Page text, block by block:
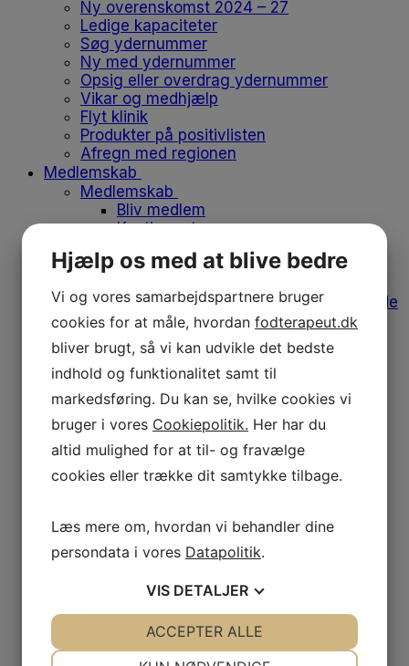
Ny overenskomst 2024 – 27
Ledige kapaciteter
Søg ydernummer
Ny med ydernummer
Opsig eller overdrag ydernummer
Vikar og medhjælp
Flyt klinik
Produkter på positivlisten
Afregn med regionen
Medlemskab
Medlemskab
Bliv medlem
Kontingent
Afregning af udgifter
Bomærke, varemærke og designguide
Medlemsfordele
Leverandørliste
Job og klinikker til salg
Fodens Dag
Studerende
Studiemedlemskab
Medlemsfordele for studerende
Dit første job
Historien bag emblemet
Om os
Om foreningen
Vores historie
Bestyrelsen
Frivilliggrupper
Mærkesager
Nyheder
Hjælp os med at blive bedre
Vi og vores samarbejdspartnere bruger
cookies for at måle, hvordan fodterapeut.dk
bliver brugt, så vi kan udvikle det bedste
indhold og funktionalitet samt til
markedsføring. Du kan se, hvilke cookies vi
bruger i vores Cookiepolitik. Her har du
altid mulighed for at til- og fravælge
cookies eller trække dit samtykke tilbage.
Læs mere om, hvordan vi behandler dine
persondata i vores Datapolitik.
VIS DETALJER
NEJ JA
ACCEPTER ALLE